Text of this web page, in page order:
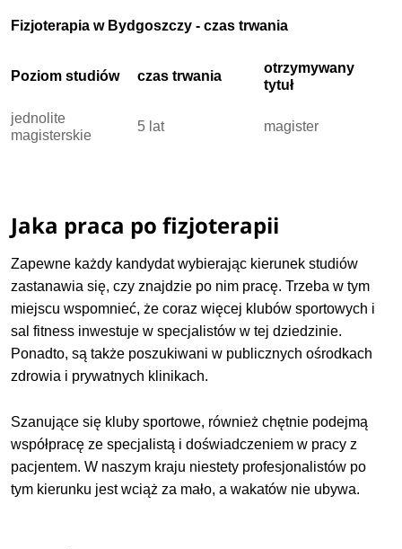
Fizjoterapia w Bydgoszczy - czas trwania
Poziom studiów czas trwania
otrzymywany
tytuł
jednolite
magisterskie
5 lat magister
Jaka praca po fizjoterapii
Zapewne każdy kandydat wybierając kierunek studiów
zastanawia się, czy znajdzie po nim pracę. Trzeba w tym
miejscu wspomnieć, że coraz więcej klubów sportowych i
sal fitness inwestuje w specjalistów w tej dziedzinie.
Ponadto, są także poszukiwani w publicznych ośrodkach
zdrowia i prywatnych klinikach.
Szanujące się kluby sportowe, również chętnie podejmą
współpracę ze specjalistą i doświadczeniem w pracy z
pacjentem. W naszym kraju niestety profesjonalistów po
tym kierunku jest wciąż za mało, a wakatów nie ubywa.